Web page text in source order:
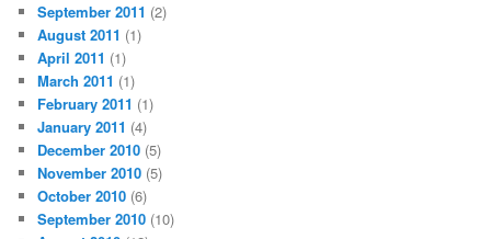
September 2011 (2)
August 2011 (1)
April 2011 (1)
March 2011 (1)
February 2011 (1)
January 2011 (4)
December 2010 (5)
November 2010 (5)
October 2010 (6)
September 2010 (10)